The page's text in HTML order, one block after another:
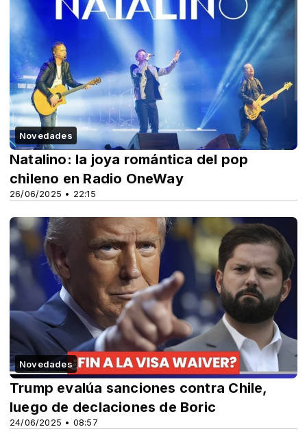
Novedades
26/06/2025 • 22:15
Natalino: la joya romántica del pop
chileno en Radio OneWay
Novedades
24/06/2025 • 08:57
Trump evalúa sanciones contra Chile,
luego de declaciones de Boric